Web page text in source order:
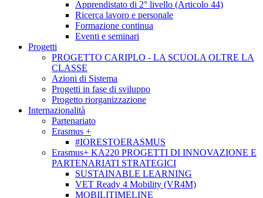
Apprendistato di 2° livello (Articolo 44)
Ricerca lavoro e personale
Formazione continua
Eventi e seminari
Progetti
PROGETTO CARIPLO - LA SCUOLA OLTRE LA
CLASSE
Azioni di Sistema
Progetti in fase di sviluppo
Progetto riorganizzazione
Internazionalità
Partenariato
Erasmus +
#IORESTOERASMUS
Erasmus+ KA220 PROGETTI DI INNOVAZIONE E
PARTENARIATI STRATEGICI
SUSTAINABLE LEARNING
VET Ready 4 Mobility (VR4M)
MOBILITIMELINE